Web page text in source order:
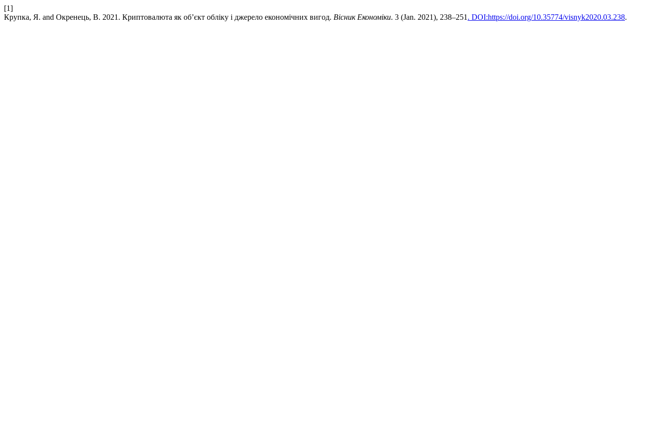
[1]
Крупка, Я. and Окренець, В. 2021. Криптовалюта як об’єкт обліку і джерело економічних вигод. Вісник Економіки. 3 (Jan. 2021), 238–251 . DOI:https://doi.org/10.35774/visnyk2020.03.238.